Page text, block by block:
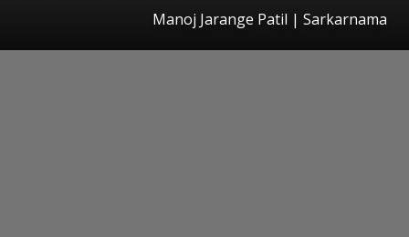
Manoj Jarange Patil | Sarkarnama